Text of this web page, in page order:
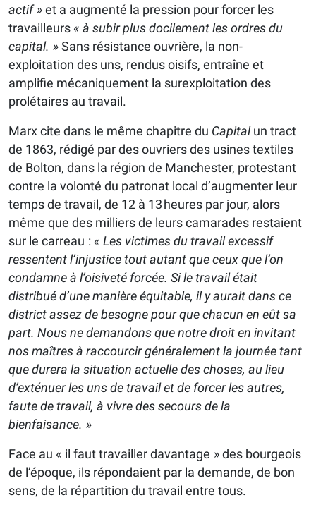
actif »et a augmenté la pression pour forcer les
travailleurs « à subir plus docilement les ordres du
capital. »Sans résistance ouvrière, la non-
exploitation des uns, rendus oisifs, entraîne et
amplifie mécaniquement la sur­exploitation des
prolétaires au travail.
Marx cite dans le même chapitre du Capitalun tract
de 1863, rédigé par des ouvriers des usines textiles
de Bolton, dans la région de Manchester, protestant
contre la volonté du patronat local d’augmenter leur
temps de travail, de 12 à 13 heures par jour, alors
même que des milliers de leurs camarades restaient
sur le carreau : « Les victimes du travail excessif
ressentent l’injustice tout autant que ceux que l’on
condamne à l’oisiveté forcée. Si le travail était
distribué d’une manière équitable, il y aurait dans ce
district assez de besogne pour que chacun en eût sa
part. Nous ne demandons que notre droit en invitant
nos maîtres à raccourcir généralement la journée tant
que durera la situation actuelle des choses, au lieu
d’exténuer les uns de travail et de forcer les autres,
faute de travail, à vivre des secours de la
bienfaisance. »
Face au « il faut travailler davantage » des bourgeois
de l’époque, ils répondaient par la demande, de bon
sens, de la répartition du travail entre tous.